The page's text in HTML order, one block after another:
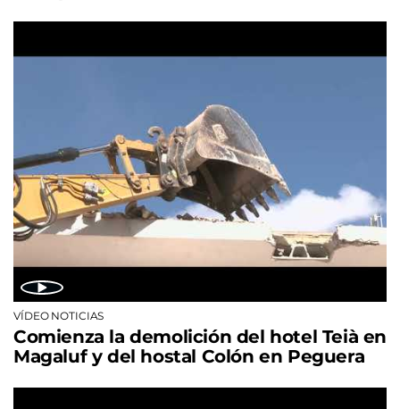
VÍDEO NOTICIAS
Comienza la demolición del hotel Teià en
Magaluf y del hostal Colón en Peguera